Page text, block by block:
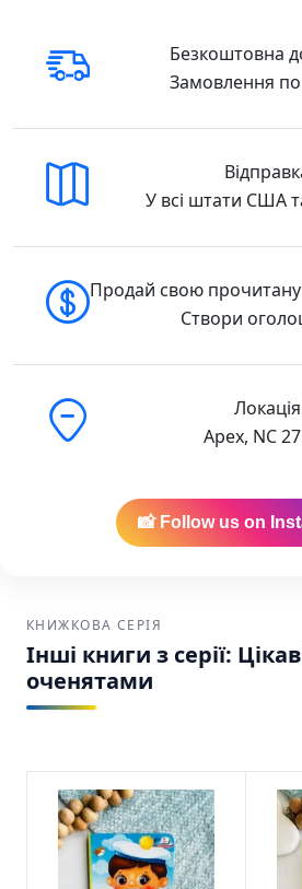
Безкоштовна
Замовлення
У всі штати США
Продай свою прочитану
Створи
Локація
Apex, NC
📸 Follow us on
КНИЖКОВА СЕРІЯ
Інші книги з серії:
оченятами